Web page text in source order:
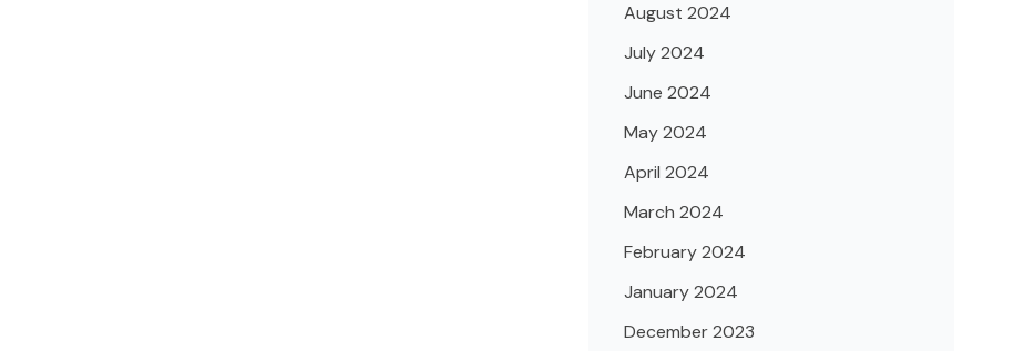
August 2024
July 2024
June 2024
May 2024
April 2024
March 2024
February 2024
January 2024
December 2023